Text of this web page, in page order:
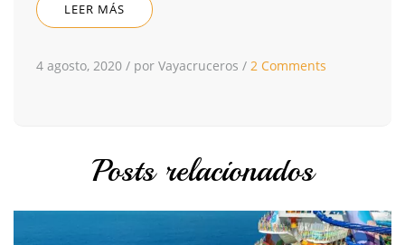
LEER MÁS
4 agosto, 2020 / por Vayacruceros / 2 Comments
Posts relacionados